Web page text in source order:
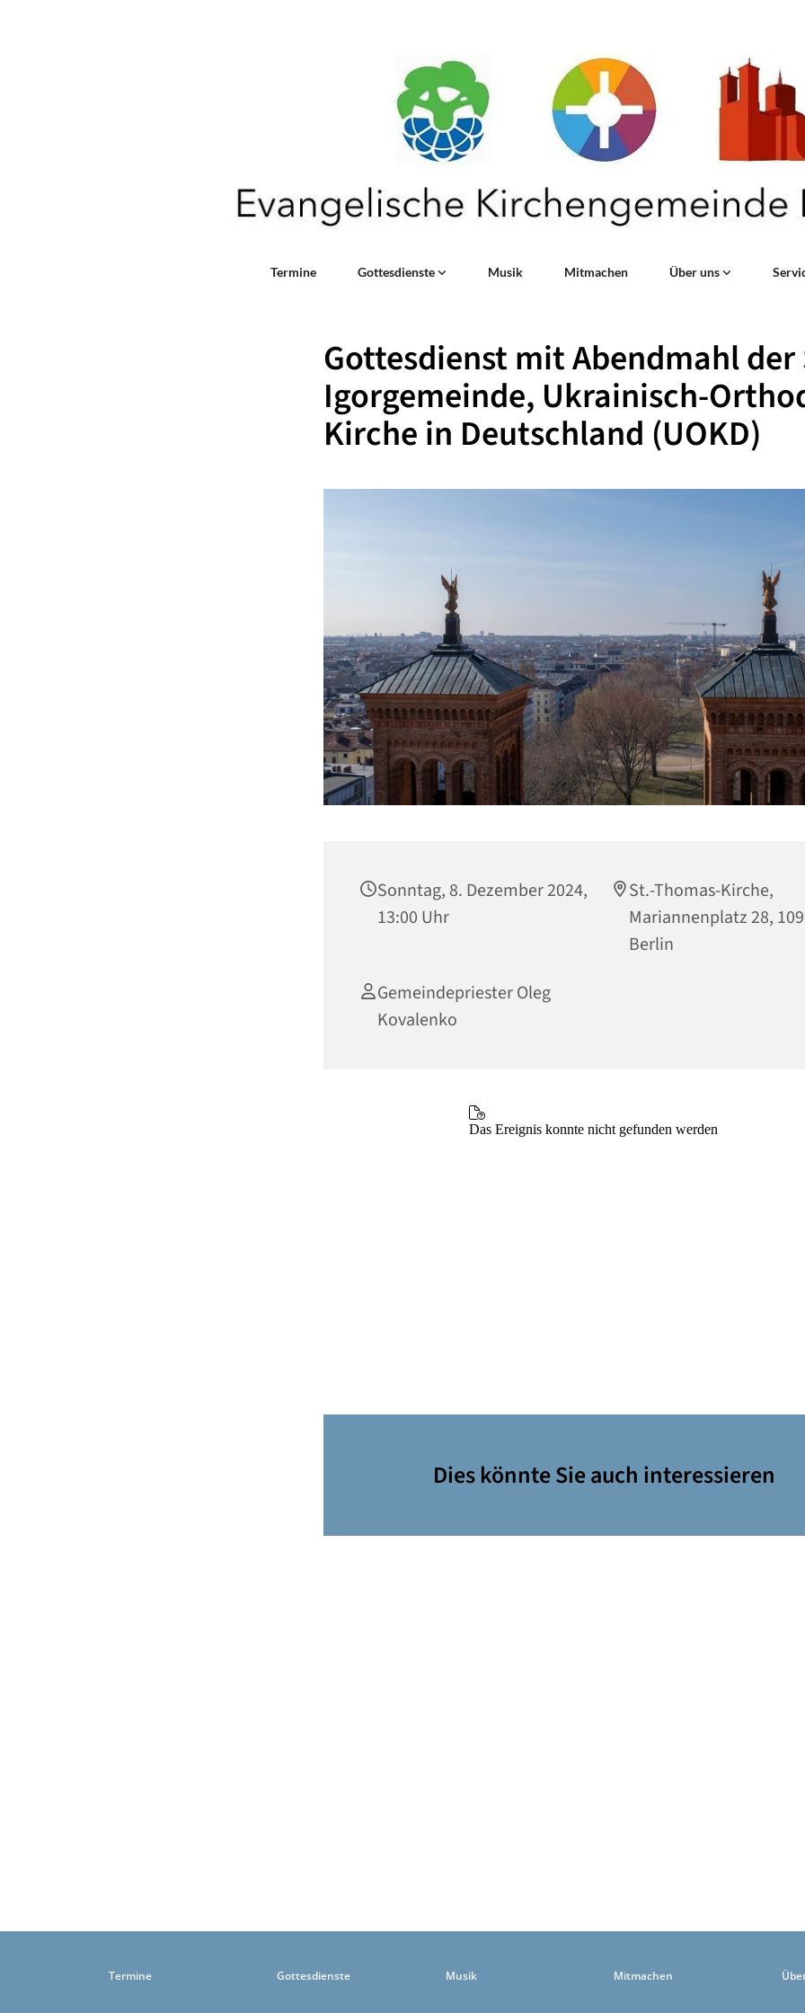
Termine Gottesdienste Musik Mitmachen Über uns
Gottesdienst mit Abendmahl der
Igorgemeinde, Ukrainisch-
Kirche in Deutschland (UOKD)
Sonntag, 8. Dezember 2024,
13:00 Uhr
St.-Thomas-Kirche,
Mariannenplatz 28,
Berlin
Gemeindepriester Oleg
Kovalenko
Dies könnte Sie auch interessieren
Termine Gottesdienste Musik Mitmachen